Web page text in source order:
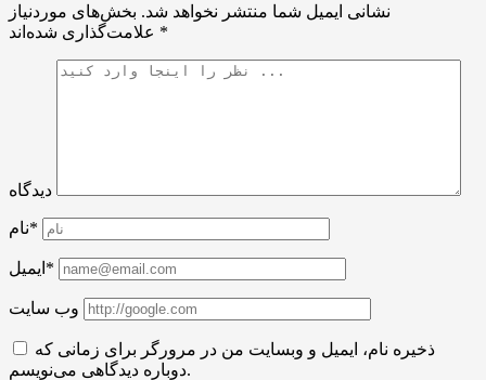
نشانی ایمیل شما منتشر نخواهد شد. بخش‌های موردنیاز
*
دیدگاه
نام*
ایمیل*
وب سایت
ذخیره نام، ایمیل و وبسایت من در مرورگر برای زمانی که
دوباره دیدگاهی می‌نویسم.